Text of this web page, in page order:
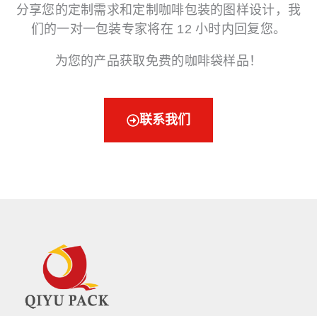
分享您的定制需求和定制咖啡包装的图样设计，我
们的一对一包装专家将在 12 小时内回复您。
为您的产品获取免费的咖啡袋样品！
联系我们